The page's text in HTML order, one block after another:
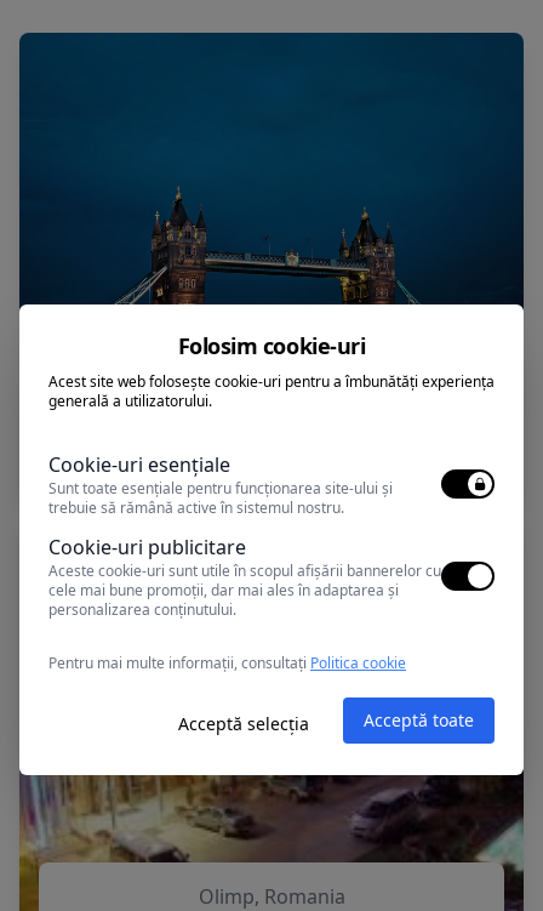
Olimp, Romania
Olimp, Romania
Folosim cookie-uri
Acest site web folosește cookie-uri pentru a îmbunătăți experiența
generală a utilizatorului.
Cookie-uri esențiale
Sunt toate esențiale pentru funcționarea site-ului și
trebuie să rămână active în sistemul nostru.
Cookie-uri publicitare
Aceste cookie-uri sunt utile în scopul afișării bannerelor cu
cele mai bune promoții, dar mai ales în adaptarea și
personalizarea conținutului.
Pentru mai multe informații, consultați Politica cookie
Acceptă selecția Acceptă toate